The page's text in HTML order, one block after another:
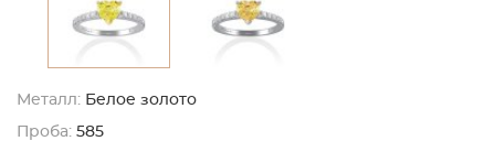
Металл: Белое золото
Проба: 585